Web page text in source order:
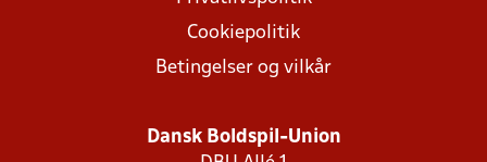
Cookiepolitik
Betingelser og vilkår
Dansk Boldspil-Union